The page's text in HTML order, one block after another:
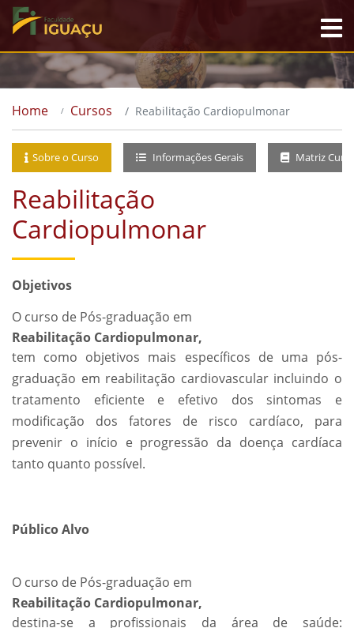
Home Cursos Reabilitação Cardiopulmonar
Sobre o Curso Informações Gerais Matriz
Reabilitação
Cardiopulmonar
Objetivos
O curso de Pós-graduação em
Reabilitação Cardiopulmonar,
tem como objetivos mais específicos de uma pós-
graduação em reabilitação cardiovascular incluindo o
tratamento eficiente e efetivo dos sintomas e
modificação dos fatores de risco cardíaco, para
prevenir o início e progressão da doença cardíaca
tanto quanto possível.
Público Alvo
O curso de Pós-graduação em
Reabilitação Cardiopulmonar,
destina-se a profissionais da área de saúde: